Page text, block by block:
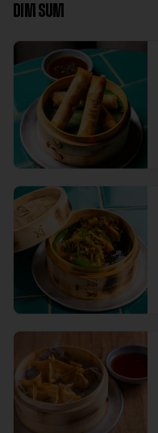
DIM SUM